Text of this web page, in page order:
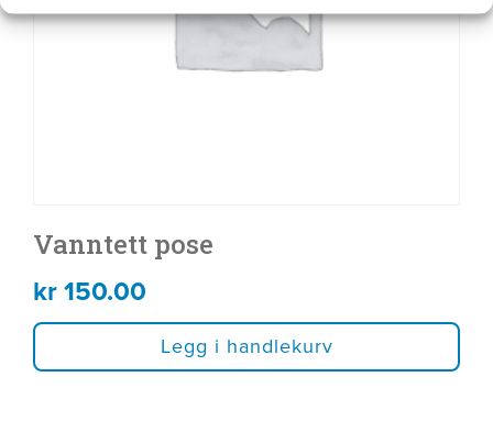
Vanntett pose
kr150.00
Legg i handlekurv